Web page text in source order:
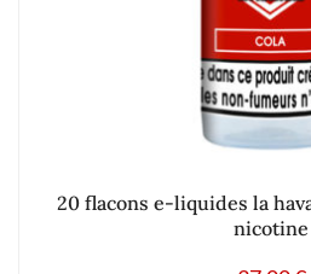
20 flacons e-liquides la
nicotine